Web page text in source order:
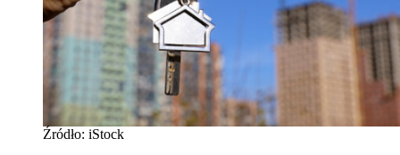
Źródło: iStock